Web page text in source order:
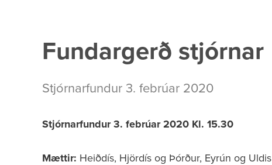
Fundargerð stjórnar
Stjórnarfundur 3. febrúar 2020
Stjórnarfundur 3. febrúar 2020 Kl. 15.30
Mættir: Heiðdís, Hjördís og Þórður, Eyrún og Uldis